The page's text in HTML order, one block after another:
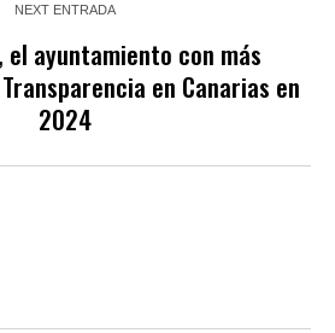
NEXT ENTRADA
el ayuntamiento con más
en Canarias en
2024